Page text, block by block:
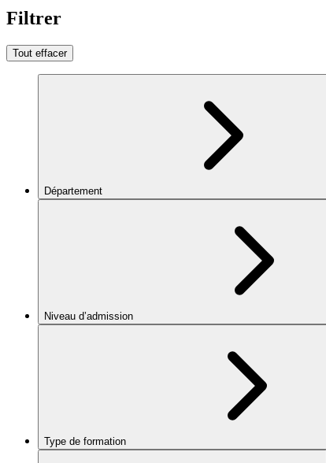
Filtrer
Tout effacer
Département
Niveau d’admission
Type de formation